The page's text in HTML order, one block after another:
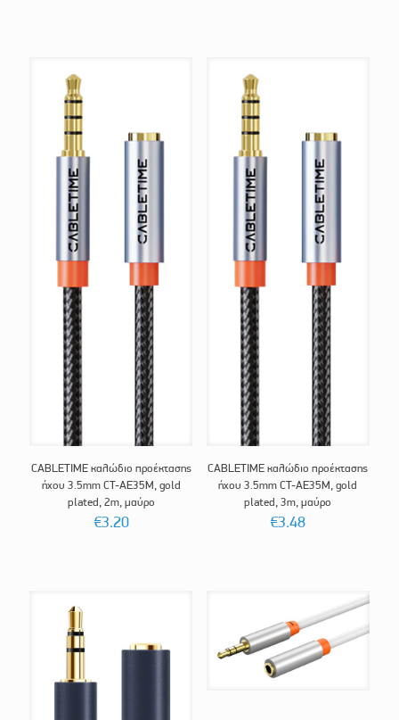
CABLETIME καλώδιο προέκτασης
ήχου 3.5mm CT-AE35M, gold
plated, 2m, μαύρο
€3.20
CABLETIME καλώδιο προέκτασης
ήχου 3.5mm CT-AE35M, gold
plated, 3m, μαύρο
€3.48